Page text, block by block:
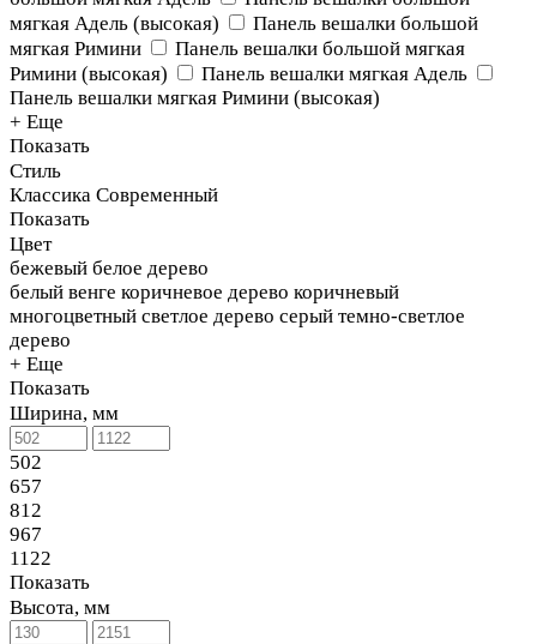
мягкая Адель (высокая)
Панель вешалки большой
мягкая Римини
Панель вешалки большой мягкая
Римини (высокая)
Панель вешалки мягкая Адель
Панель вешалки мягкая Римини (высокая)
+ Еще
Показать
Стиль
Классика Современный
Показать
Цвет
бежевый белое дерево
белый венге коричневое дерево коричневый
многоцветный светлое дерево серый темно-светлое
дерево
+ Еще
Показать
Ширина, мм
502
657
812
967
1122
Показать
Высота, мм